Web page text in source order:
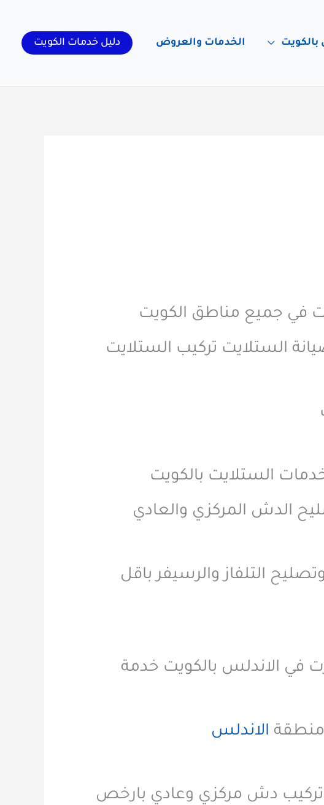
بالكويت الخدمات والعروض دليل خدمات الكويت
في جميع مناطق الكويت
الستلايت تركيب الستلايت
الستلايت بالكويت
الدش المركزي والعادي
التلفاز والرسيفر باقل
في الاندلس بالكويت خدمة
الاندلس
تركيب دش مركزي وعادي بارخص